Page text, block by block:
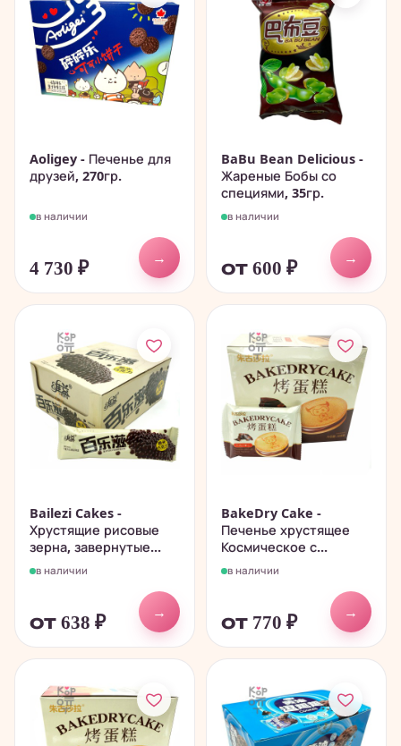
Aoligey - Печенье для
друзей, 270гр.
в наличии
4 730 ₽
→
BaBu Bean Delicious -
Жареные Бобы со
специями, 35гр.
в наличии
от 600 ₽
→
Bailezi Cakes -
Хрустящие рисовые
зерна, завернутые...
в наличии
от 638 ₽
→
BakeDry Cake -
Печенье хрустящее
Космическое с...
в наличии
от 770 ₽
→